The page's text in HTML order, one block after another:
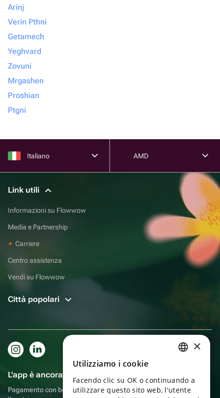
Arinj
Verin Pthni
Getamech
Yeghvard
Zovuni
Mrgashen
Proshian
Ptgni
Italiano AMD
Link utili
Informazioni su Flowwow
Media e Partnership
Carriere
Centro assistenza
Vendi su Flowwow
Città popolari
L'app è ancora più comoda!
Pagamento con bonus, autoconsegna, comoda chat con
ENGLISH
×
Utilizziamo i cookie
Facendo clic su OK o continuando a
utilizzare questo sito web, l'utente